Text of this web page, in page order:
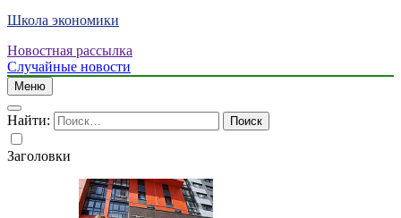
Школа экономики
Новостная рассылка
Случайные новости
Меню
Найти:
Заголовки